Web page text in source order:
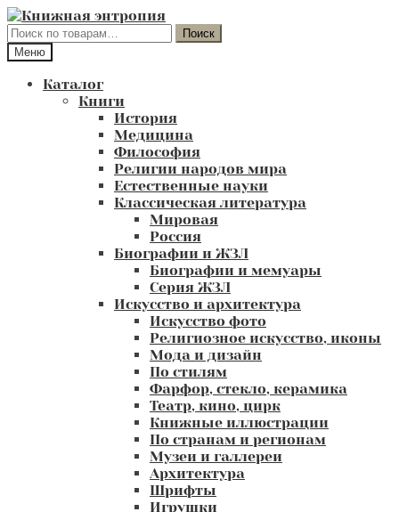
Перейти
к
навигации
Перейти
к
содержимому
Искать:
Поиск
Меню
Каталог
Книги
История
Медицина
Философия
Религии народов мира
Естественные науки
Классическая литература
Мировая
Россия
Биографии и ЖЗЛ
Биографии и мемуары
Серия ЖЗЛ
Искусство и архитектура
Искусство фото
Религиозное искусство, иконы
Мода и дизайн
По стилям
Фарфор, стекло, керамика
Театр, кино, цирк
Книжные иллюстрации
По странам и регионам
Музеи и галлереи
Архитектура
Шрифты
Игрушки